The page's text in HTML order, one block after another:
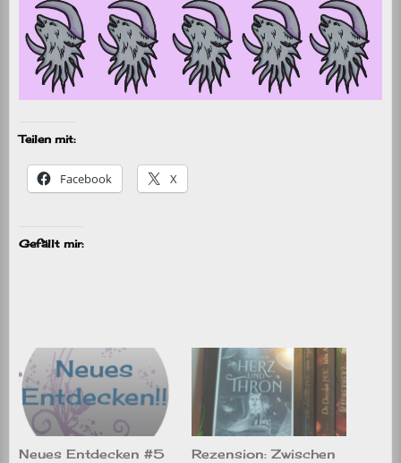
Teilen mit:
Facebook X
Gefällt mir:
Neues Entdecken #5
Rezension: Zwischen